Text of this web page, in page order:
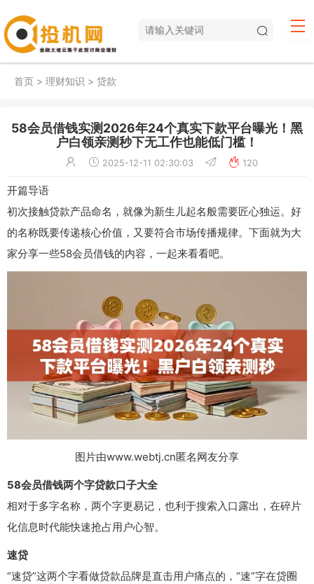
首页 > 理财知识 > 贷款
58会员借钱实测2026年24个真实下款平台曝光！黑
户白领亲测秒下无工作也能低门槛！
2025-12-11 02:30:03 120
开篇导语
初次接触贷款产品命名，就像为新生儿起名般需要匠心独运。好
的名称既要传递核心价值，又要符合市场传播规律。下面就为大
家分享一些58会员借钱的内容，一起来看看吧。
图片由www.webtj.cn匿名网友分享
58会员借钱两个字贷款口子大全
相对于多字名称，两个字更易记，也利于搜索入口露出，在碎片
化信息时代能快速抢占用户心智。
速贷
“速贷”这两个字看做贷款品牌是直击用户痛点的，“速”字在贷圈